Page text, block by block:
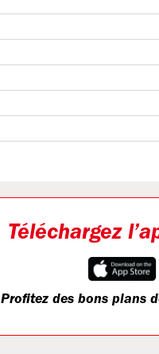
Téléchargez
Profitez des bons plans